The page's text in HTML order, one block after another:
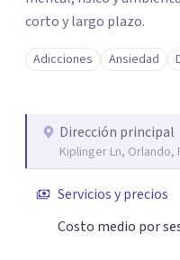
corto y largo plazo.
Adicciones Ansiedad
Dirección principal
Kiplinger Ln, Orlando,
Servicios y precios
Costo medio por